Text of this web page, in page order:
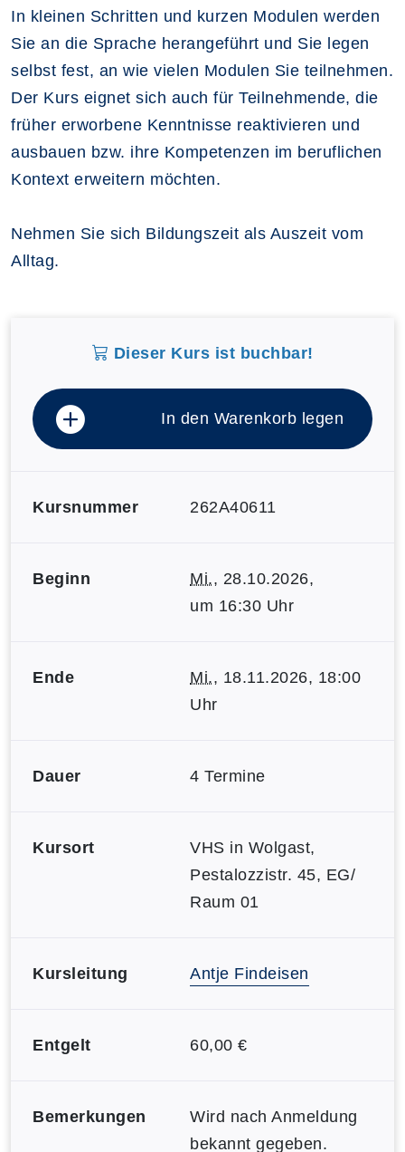
In kleinen Schritten und kurzen Modulen werden
Sie an die Sprache herangeführt und Sie legen
selbst fest, an wie vielen Modulen Sie teilnehmen.
Der Kurs eignet sich auch für Teilnehmende, die
früher erworbene Kenntnisse reaktivieren und
ausbauen bzw. ihre Kompetenzen im beruflichen
Kontext erweitern möchten.
Nehmen Sie sich Bildungszeit als Auszeit vom
Alltag.
Dieser Kurs ist buchbar!
In den Warenkorb legen
Kursnummer 262A40611
Beginn Mi., 28.10.2026,
um 16:30 Uhr
Ende Mi., 18.11.2026, 18:00
Uhr
Dauer 4 Termine
Kursort
VHS in Wolgast,
Pestalozzistr. 45, EG/
Raum 01
Kursleitung Antje Findeisen
Entgelt 60,00 €
Bemerkungen
Wird nach Anmeldung
bekannt gegeben.